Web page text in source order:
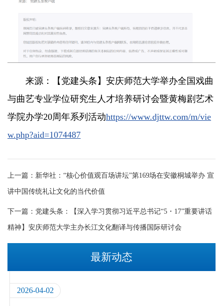
来源：【党建头条】安庆师范大学举办全国戏曲
与曲艺专业学位研究生人才培养研讨会暨黄梅剧艺术
学院办学20周年系列活动https://www.djttw.com/m/vie
w.php?aid=1074487
上一篇： 新华社：“核心价值观百场讲坛”第169场在安徽桐城举办 宣
讲中国传统礼让文化的当代价值
下一篇： 党建头条：【深入学习贯彻习近平总书记“5・17”重要讲话
精神】安庆师范大学主办长江文化翻译与传播国际研讨会
最新动态
2026-04-02